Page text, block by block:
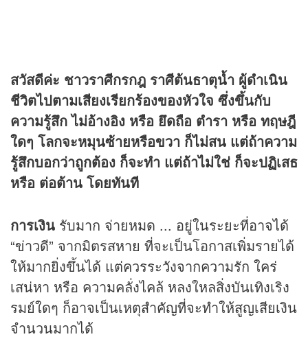
สวัสดีค่ะ ชาวราศีกรกฎ ราศีต้นธาตุน้ำ ผู้ดำเนิน
ชีวิตไปตามเสียงเรียกร้องของหัวใจ ซึ่งขึ้นกับ
ความรู้สึก ไม่อ้างอิง หรือ ยึดถือ ตำรา หรือ ทฤษฎี
ใดๆ โลกจะหมุนซ้ายหรือขวา ก็ไม่สน แต่ถ้าความ
รู้สึกบอกว่าถูกต้อง ก็จะทำ แต่ถ้าไม่ใช่ ก็จะปฏิเสธ
หรือ ต่อต้าน โดยทันที
การเงิน รับมาก จ่ายหมด ... อยู่ในระยะที่อาจได้
“ข่าวดี” จากมิตรสหาย ที่จะเป็นโอกาสเพิ่มรายได้
ให้มากยิ่งขึ้นได้ แต่ควรระวังจากความรัก ใคร่
เสน่หา หรือ ความคลั่งไคล้ หลงใหลสิ่งบันเทิงเริง
รมย์ใดๆ ก็อาจเป็นเหตุสำคัญที่จะทำให้สูญเสียเงิน
จำนวนมากได้